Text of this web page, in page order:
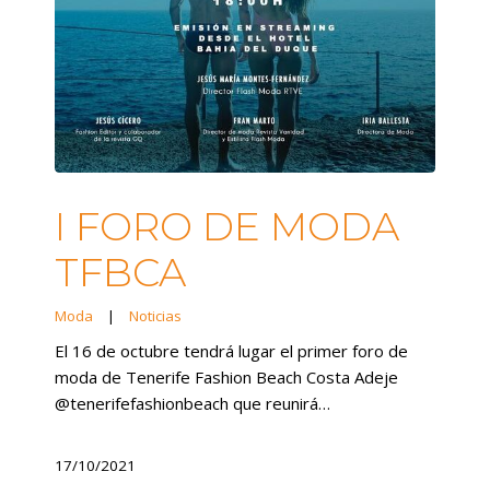
I FORO DE MODA
TFBCA
Moda | Noticias
El 16 de octubre tendrá lugar el primer foro de
moda de Tenerife Fashion Beach Costa Adeje
@tenerifefashionbeach que reunirá…
17/10/2021